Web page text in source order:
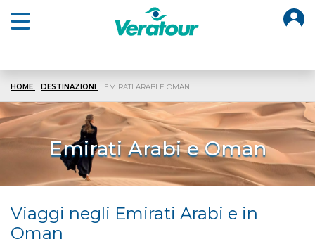
HOME DESTINAZIONI EMIRATI ARABI E OMAN
Emirati Arabi e Oman
Viaggi negli Emirati Arabi e in
Oman